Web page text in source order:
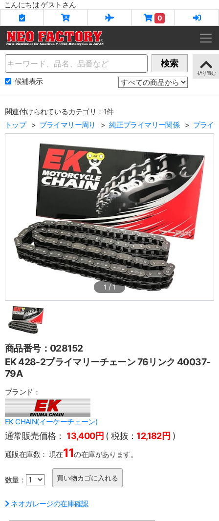
こんにちは ゲストさん
0
Name 検索
候補表示
関連付けられているカテゴリ：1件
トップ
プライマリー周り 純正プライマリー関係 プライ
1 /1
商品番号：028152
EK 428-2プライマリーチェーン 76リンク 40037-
79A
ブランド：
EK CHAIN(イーケーチェーン)
通常販売価格： 13,400円 ( 税抜： 12,182円 )
通販在庫数： 現在11の在庫があります。
数量：
ネオガレージの在庫確認